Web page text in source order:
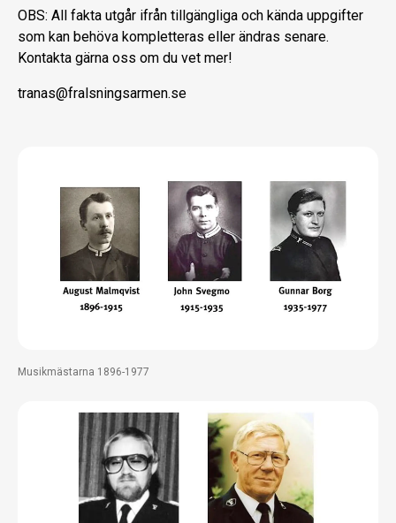
OBS: All fakta utgår ifrån tillgängliga och kända uppgifter
som kan behöva kompletteras eller ändras senare.
Kontakta gärna oss om du vet mer!
tranas@fralsningsarmen.se
Musikmästarna 1896-1977